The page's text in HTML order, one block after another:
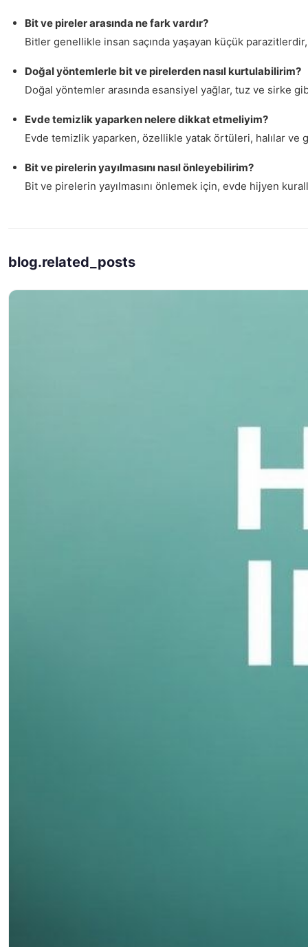
Bit ve pireler arasında ne fark vardır?
Bitler genellikle insan saçında yaşayan küçük
Doğal yöntemlerle bit ve pirelerden nasıl kurtulabilirim?
Doğal yöntemler arasında esansiyel yağlar, tuz ve sirke
Evde temizlik yaparken nelere dikkat etmeliyim?
Evde temizlik yaparken, özellikle yatak örtüleri, halılar ve
Bit ve pirelerin yayılmasını nasıl önleyebilirim?
Bit ve pirelerin yayılmasını önlemek için, evde hijyen
blog.related_posts